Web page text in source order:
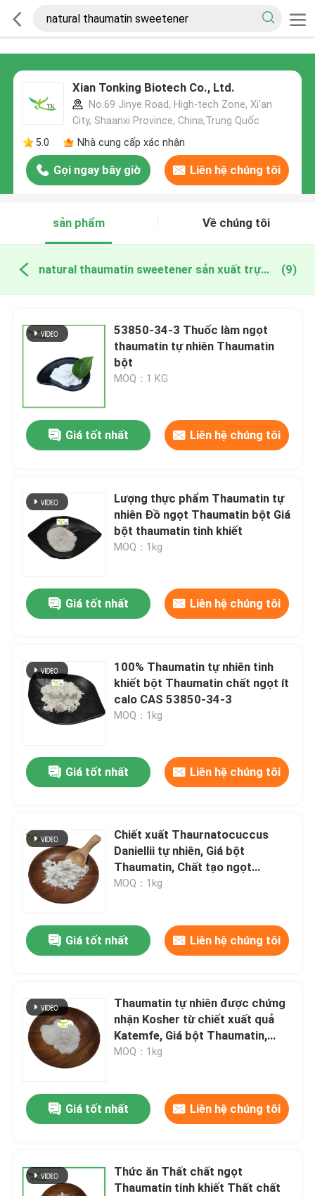
Xian Tonking Biotech Co., Ltd.
No.69 Jinye Road, High-tech Zone, Xi'an
City, Shaanxi Province, China,Trung Quốc
5.0
Nhà cung cấp xác nhận
Gọi ngay bây giờ Liên hệ chúng tôi
sản phẩm Về chúng tôi
natural thaumatin sweetener sản xuất trực tuyến (9)
53850-34-3 Thuốc làm ngọt
thaumatin tự nhiên Thaumatin
bột
MOQ：1 KG
Giá tốt nhất Liên hệ chúng tôi
Lượng thực phẩm Thaumatin tự
nhiên Đồ ngọt Thaumatin bột Giá
bột thaumatin tinh khiết
MOQ：1kg
Giá tốt nhất Liên hệ chúng tôi
100% Thaumatin tự nhiên tinh
khiết bột Thaumatin chất ngọt ít
calo CAS 53850-34-3
MOQ：1kg
Giá tốt nhất Liên hệ chúng tôi
Chiết xuất Thaurnatocuccus
Daniellii tự nhiên, Giá bột
Thaumatin, Chất tạo ngọt
Thaumatin
MOQ：1kg
Giá tốt nhất Liên hệ chúng tôi
Thaumatin tự nhiên được chứng
nhận Kosher từ chiết xuất quả
Katemfe, Giá bột Thaumatin,
Chất tạo ngọt thực phẩm
MOQ：1kg
Giá tốt nhất Liên hệ chúng tôi
Thức ăn Thất chất ngọt
Thaumatin tinh khiết Thất chất